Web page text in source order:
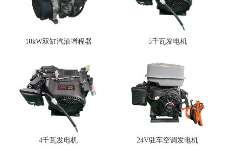
10kW双缸汽油增程器 5千瓦发电机
4千瓦发电机 24V驻车空调发电机